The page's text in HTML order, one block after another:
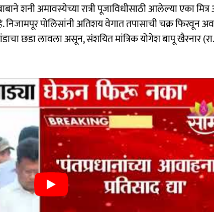
शनी अमावस्येच्या रात्री पूजाविधीसाठी आलेल्या एका
निजामपूर पोलिसांनी अतिशय वेगात तपासाची चक्र फिरवून
छडा लावला असून, संशयित मांत्रिक योगेश बापू खैरनार